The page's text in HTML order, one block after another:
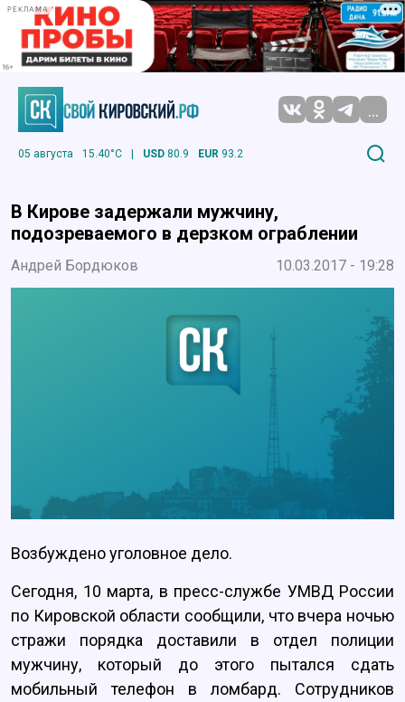
РЕКЛАМА
...
05 августа 15.40°C | USD 80.9 EUR 93.2
В Кирове задержали мужчину,
подозреваемого в дерзком ограблении
Андрей Бордюков 10.03.2017 - 19:28
Возбуждено уголовное дело.
Сегодня, 10 марта, в пресс-службе УМВД России
по Кировской области сообщили, что вчера ночью
стражи порядка доставили в отдел полиции
мужчину, который до этого пытался сдать
мобильный телефон в ломбард. Сотрудников